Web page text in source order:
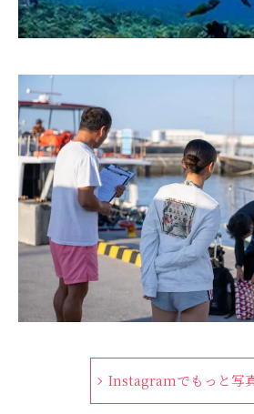
Instagramでもっと写